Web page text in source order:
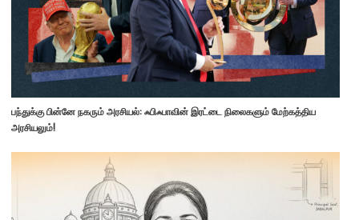
பந்துக்கு பின்னே நகரும் அரசியல்: ஃபிஃபாவின் இரட்டை நிலைகளும் மேற்கத்திய
அரசியலும்!